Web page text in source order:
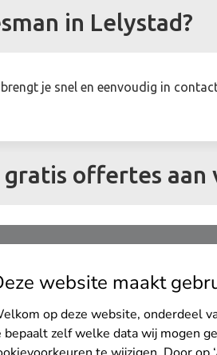
in Lelystad?
brengt je snel en eenvoudig in
gratis offertes aan